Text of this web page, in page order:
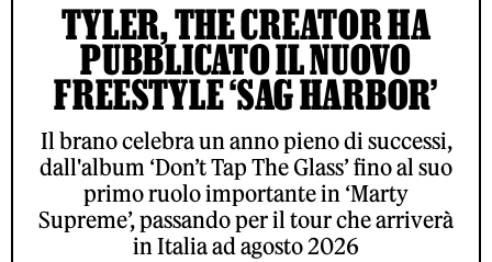
TYLER, THE CREATOR HA
PUBBLICATO IL NUOVO
FREESTYLE ‘SAG HARBOR’
Il brano celebra un anno pieno di successi,
dall'album ‘Don’t Tap The Glass’ fino al suo
primo ruolo importante in ‘Marty
Supreme’, passando per il tour che arriverà
in Italia ad agosto 2026